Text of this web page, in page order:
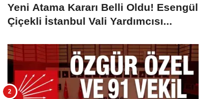
Yeni Atama Kararı Belli Oldu! Esengül
Çiçekli İstanbul Vali Yardımcısı...